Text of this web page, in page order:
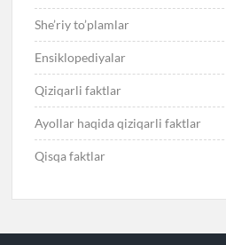
She’riy to’plamlar
Ensiklopediyalar
Qiziqarli faktlar
Ayollar haqida qiziqarli faktlar
Qisqa faktlar